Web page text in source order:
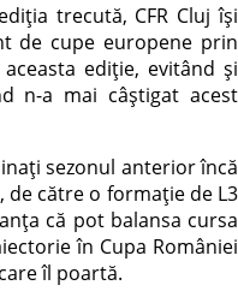
trecută, CFR Cluj își
de cupe europene prin
ediție, evitând și
n-a mai câștigat acest
sezonul anterior încă
către o formație de L3
că pot balansa cursa
în Cupa României
îl poartă.